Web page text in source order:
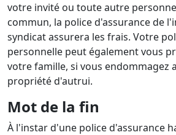
votre invité ou toute autre
commun, la police d'assurance de
syndicat assurera les frais. Votre
personnelle peut également vous
votre famille, si vous endommagez
propriété d'autrui.
Mot de la fin
À l'instar d'une police d'assurance